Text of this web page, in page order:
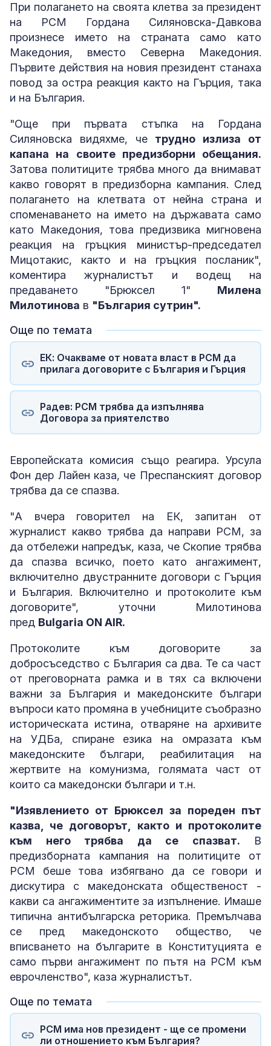
При полагането на своята клетва за президент
на РСМ Гордана Силяновска-Давкова
произнесе името на страната само като
Македония, вместо Северна Македония.
Първите действия на новия президент станаха
повод за остра реакция както на Гърция, така
и на България.
"Още при първата стъпка на Гордана
Силяновска видяхме, че трудно излиза от
капана на своите предизборни обещания.
Затова политиците трябва много да внимават
какво говорят в предизборна кампания. След
полагането на клетвата от нейна страна и
споменаването на името на държавата само
като Македония, това предизвика мигновена
реакция на гръцкия министър-председател
Мицотакис, както и на гръцкия посланик",
коментира журналистът и водещ на
предаването "Брюксел 1" Милена
Милотинова в "България сутрин".
Още по темата
ЕК: Очакваме от новата власт в РСМ да
прилага договорите с България и Гърция
Радев: РСМ трябва да изпълнява
Договора за приятелство
Европейската комисия също реагира. Урсула
Фон дер Лайен каза, че Преспанският договор
трябва да се спазва.
"А вчера говорител на ЕК, запитан от
журналист какво трябва да направи РСМ, за
да отбележи напредък, каза, че Скопие трябва
да спазва всичко, поето като ангажимент,
включително двустранните договори с Гърция
и България. Включително и протоколите към
договорите", уточни Милотинова
пред Bulgaria ON AIR.
Протоколите към договорите за
добросъседство с България са два. Те са част
от преговорната рамка и в тях са включени
важни за България и македонските българи
въпроси като промяна в учебниците съобразно
историческата истина, отваряне на архивите
на УДБа, спиране езика на омразата към
македонските българи, реабилитация на
жертвите на комунизма, голямата част от
които са македонски българи и т.н.
"Изявлението от Брюксел за пореден път
казва, че договорът, както и протоколите
към него трябва да се спазват. В
предизборната кампания на политиците от
РСМ беше това избягвано да се говори и
дискутира с македонската общественост -
какви са ангажиментите за изпълнение. Имаше
типична антибългарска реторика. Премълчава
се пред македонското общество, че
вписването на българите в Конституцията е
само първи ангажимент по пътя на РСМ към
еврочленство", каза журналистът.
Още по темата
РСМ има нов президент - ще се промени
ли отношението към България?